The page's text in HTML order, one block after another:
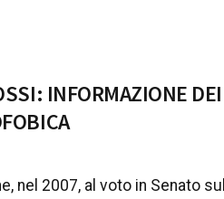
INFORMAZIONE
nel 2007, al voto in Senato